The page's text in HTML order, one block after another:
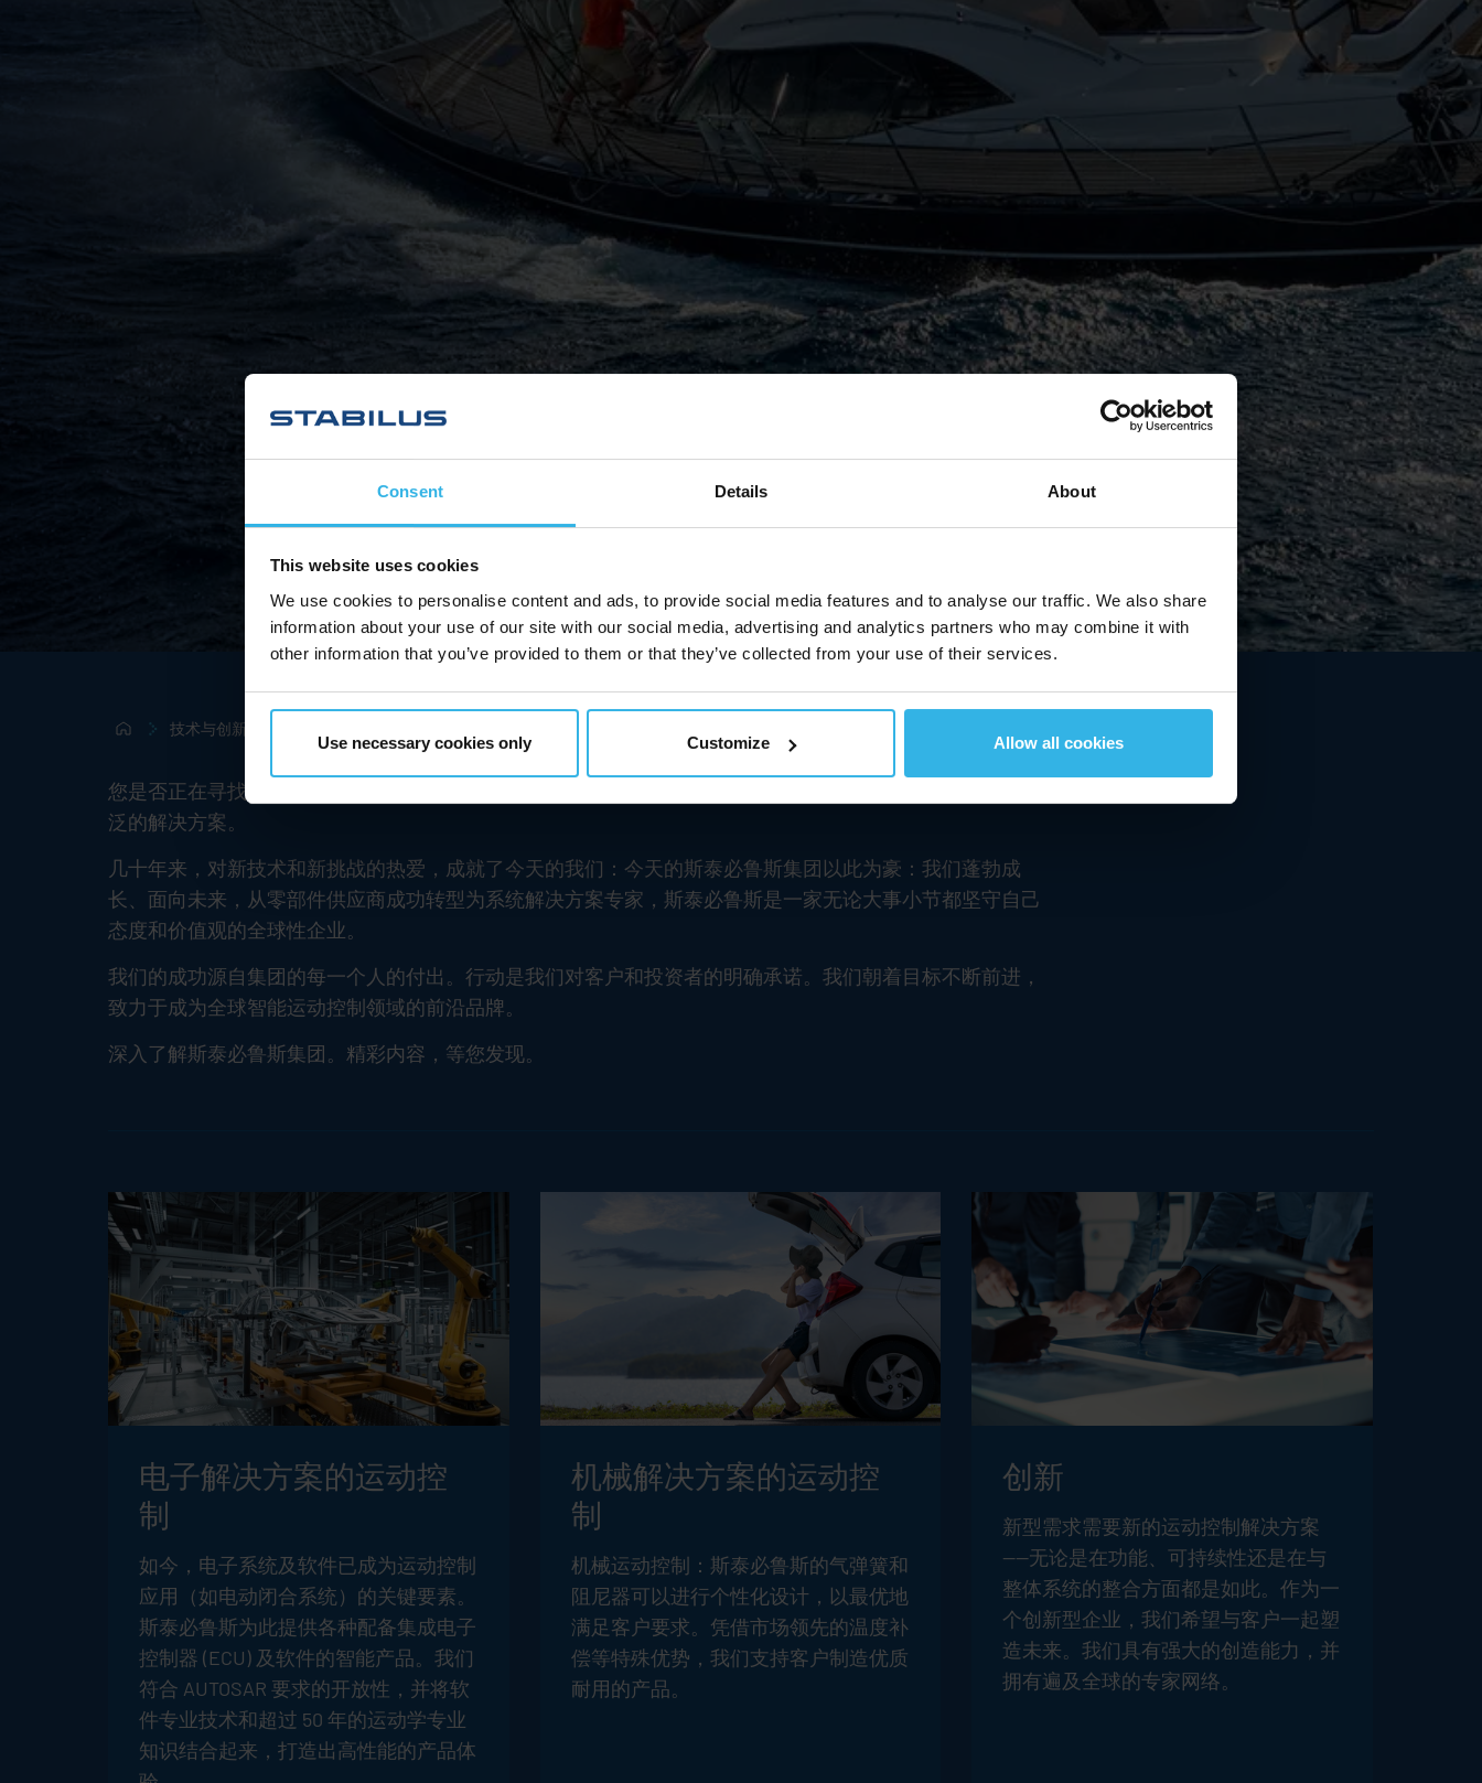
Consent Details About
This website uses cookies
We use cookies to personalise content and ads, to provide social media features and to analyse our traffic. We also share
information about your use of our site with our social media, advertising and analytics partners who may combine it with
other information that you’ve provided to them or that they’ve collected from your use of their services.
Use necessary cookies only Customize Allow all cookies
技术与创新
您是否正在寻找创新运动控制解决方案的专家？欢迎来到斯泰必鲁斯集团，我们面向各种应用和行业提供广
泛的解决方案。
几十年来，对新技术和新挑战的热爱，成就了今天的我们：今天的斯泰必鲁斯集团以此为豪：我们蓬勃成
长、面向未来，从零部件供应商成功转型为系统解决方案专家，斯泰必鲁斯是一家无论大事小节都坚守自己
态度和价值观的全球性企业。
我们的成功源自集团的每一个人的付出。行动是我们对客户和投资者的明确承诺。我们朝着目标不断前进，
致力于成为全球智能运动控制领域的前沿品牌。
深入了解斯泰必鲁斯集团。精彩内容，等您发现。
电子解决方案的运动控
制
如今，电子系统及软件已成为运动控制
应用（如电动闭合系统）的关键要素。
斯泰必鲁斯为此提供各种配备集成电子
控制器 (ECU) 及软件的智能产品。我们
符合 AUTOSAR 要求的开放性，并将软
件专业技术和超过 50 年的运动学专业
知识结合起来，打造出高性能的产品体
机械解决方案的运动控
制
机械运动控制：斯泰必鲁斯的气弹簧和
阻尼器可以进行个性化设计，以最优地
满足客户要求。凭借市场领先的温度补
偿等特殊优势，我们支持客户制造优质
耐用的产品。
创新
新型需求需要新的运动控制解决方案
——无论是在功能、可持续性还是在与
整体系统的整合方面都是如此。作为一
个创新型企业，我们希望与客户一起塑
造未来。我们具有强大的创造能力，并
拥有遍及全球的专家网络。
€17.18
3.62 %
2026/8/9 上午12:00 MEZ